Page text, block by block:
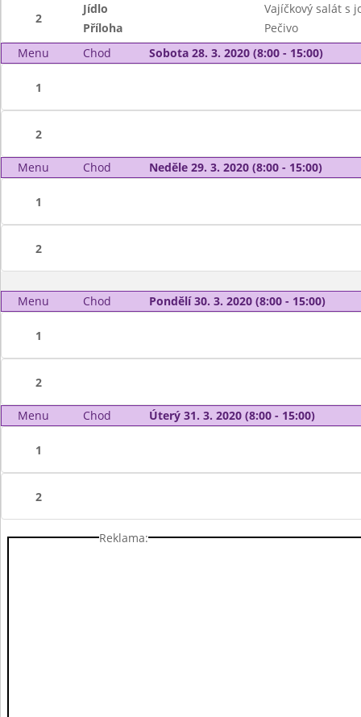
2
Jídlo
Vajíčkový salát s
Příloha
Pečivo
Menu
Chod Sobota 28. 3. 2020 (8:00 - 15:00)
1
2
Menu Chod Neděle 29. 3. 2020 (8:00 - 15:00)
1
2
Menu Chod Pondělí 30. 3. 2020 (8:00 - 15:00)
1
2
Menu Chod Úterý 31. 3. 2020 (8:00 - 15:00)
1
2
Reklama: